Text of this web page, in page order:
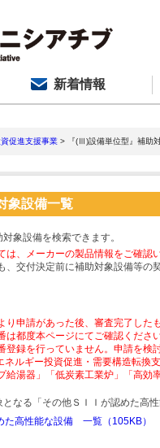
新着情報
促進支援事業 > 『(Ⅲ)設備単位型』補助
象設備一覧
象設備を検索できます。
、メーカーの製品情報をご確認
交付決定前に補助対象設備等の
申請があった後、審査完了した
は都度本ページにてご確認くださ
録を行っていません。申請を検
ルギー投資促進・需要構造転換
給湯器」「低炭素工業炉」「高
なる「その他ＳＩＩが認めた高
た高性能な設備 一覧（105KB）